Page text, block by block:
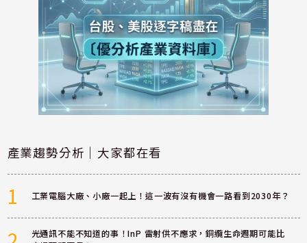
產業趨勢分析｜大家都在看
1 工業電腦大廠、小廠一起上！這一波有沒有機會一路看到2030年？
光通訊不能不知道的事！InP 雷射供不應求，銅纜生命週期可能比